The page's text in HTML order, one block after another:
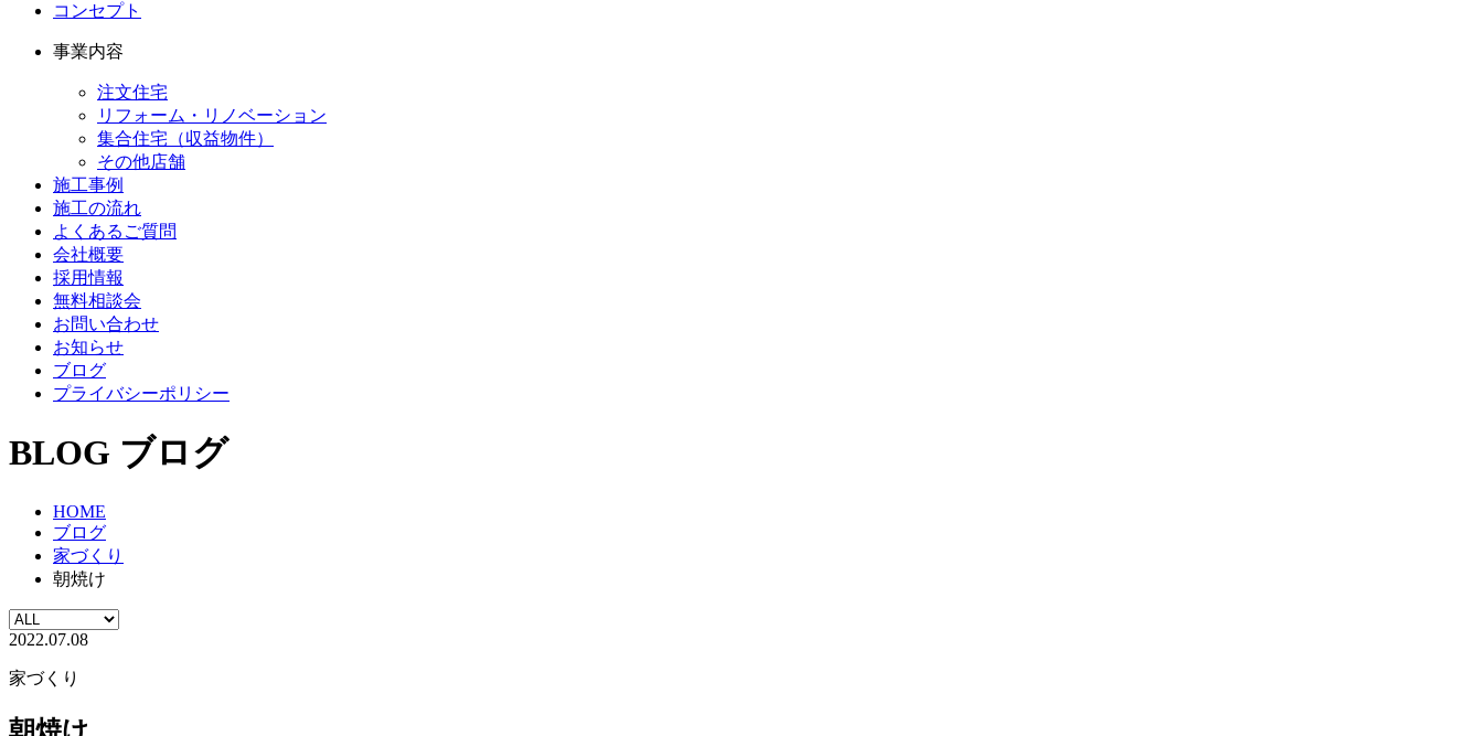
コンセプト
事業内容
注文住宅
リフォーム・リノベーション
集合住宅（収益物件）
その他店舗
施工事例
施工の流れ
よくあるご質問
会社概要
採用情報
無料相談会
お問い合わせ
お知らせ
ブログ
プライバシーポリシー
BLOG ブログ
HOME
ブログ
家づくり
朝焼け
2022.07.08
家づくり
朝焼け